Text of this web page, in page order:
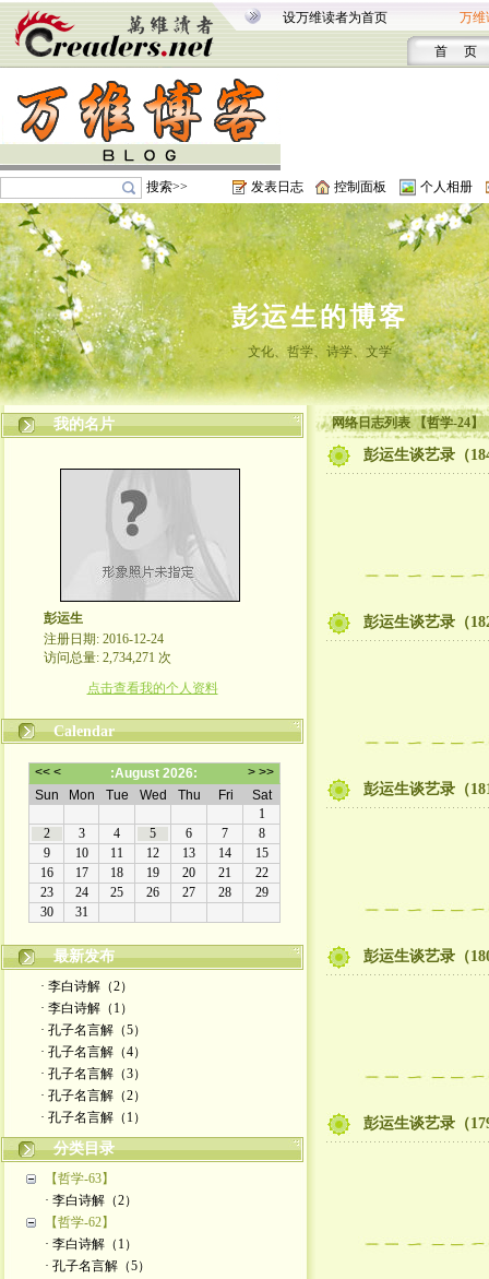
设万维读者为首页 万维
首 页
搜索>> 发表日志 控制面板 个人相册
彭运生的博客
文化、哲学、诗学、文学
我的名片
彭运生
注册日期: 2016-12-24
访问总量: 2,734,271 次
点击查看我的个人资料
Calendar
最新发布
· 李白诗解（2）
· 李白诗解（1）
· 孔子名言解（5）
· 孔子名言解（4）
· 孔子名言解（3）
· 孔子名言解（2）
· 孔子名言解（1）
分类目录
【哲学-63】
· 李白诗解（2）
【哲学-62】
· 李白诗解（1）
· 孔子名言解（5）
网络日志列表 【哲学-24】
彭运生谈艺录（
彭运生谈艺录（
彭运生谈艺录（
彭运生谈艺录（
彭运生谈艺录（